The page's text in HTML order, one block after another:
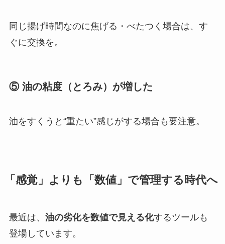
同じ揚げ時間なのに焦げる・べたつく場合は、す
ぐに交換を。
⑤ 油の粘度（とろみ）が増した
油をすくうと“重たい”感じがする場合も要注意。
「感覚」よりも「数値」で管理する時代へ
最近は、 油の劣化を数値で見える化するツールも
登場しています。